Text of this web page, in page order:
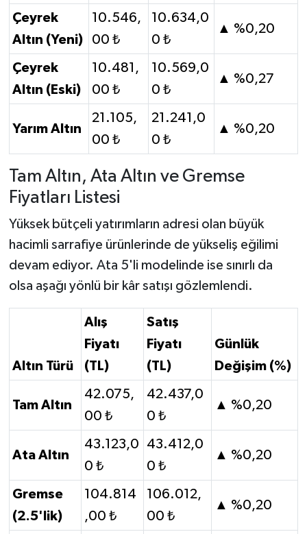
Çeyrek
Altın (Yeni)
10.546,
00 ₺
10.634,0
0 ₺
▲ %0,20
Çeyrek
Altın (Eski)
10.481,
00 ₺
10.569,0
0 ₺
▲ %0,27
Yarım Altın
21.105,
00 ₺
21.241,0
0 ₺
▲ %0,20
Tam Altın, Ata Altın ve Gremse
Fiyatları Listesi
Yüksek bütçeli yatırımların adresi olan büyük
hacimli sarrafiye ürünlerinde de yükseliş eğilimi
devam ediyor. Ata 5'li modelinde ise sınırlı da
olsa aşağı yönlü bir kâr satışı gözlemlendi.
Altın Türü
Alış
Fiyatı
(TL)
Satış
Fiyatı
(TL)
Günlük
Değişim (%)
Tam Altın
42.075,
00 ₺
42.437,0
0 ₺
▲ %0,20
Ata Altın
43.123,0
0 ₺
43.412,0
0 ₺
▲ %0,20
Gremse
(2.5'lik)
104.814
,00 ₺
106.012,
00 ₺
▲ %0,20